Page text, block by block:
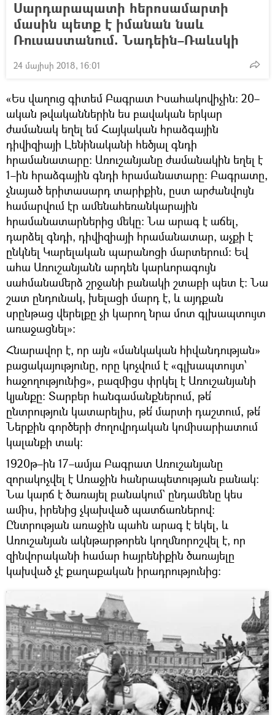
Սարդարապատի հերոսամարտի
մասին պետք է իմանան նաև
Ռուսաստանում. Նադեին–Ռաևսկի
24 մայիսի 2018, 16:01
«Ես վաղուց գիտեմ Բագրատ Իսահակովիչին։ 20–
ական թվականներին ես բավական երկար
ժամանակ եղել եմ Հայկական հրաձգային
դիվիզիայի Լենինականի հեծյալ գնդի
հրամանատարը։ Առուշանյանը ժամանակին եղել է
1–ին հրաձգային գնդի հրամանատարը։ Բագրատը,
չնայած երիտասարդ տարիքին, ըստ արժանվույն
համարվում էր ամենահեռանկարային
հրամանատարներից մեկը։ Նա արագ է աճել,
դարձել գնդի, դիվիզիայի հրամանատար, աչքի է
ընկնել Կարելական պարանոցի մարտերում։ Եվ
ահա Առուշանյանն արդեն կարևորագույն
սահմանամերձ շրջանի բանակի շտաբի պետ է։ Նա
շատ ընդունակ, խելացի մարդ է, և այդքան
սրընթաց վերելքը չի կարող նրա մոտ գլխապտույտ
առաջացնել»։
Հնարավոր է, որ այն «մանկական հիվանդության»
բացակայությունը, որը կոչվում է «գլխապտույտ՝
հաջողությունից», բազմիցս փրկել է Առուշանյանի
կյանքը։ Տարբեր հանգամանքներում, թե՛
ընտրություն կատարելիս, թե՛ մարտի դաշտում, թե՛
Ներքին գործերի ժողովրդական կոմիսարիատում
կալանքի տակ։
1920թ–ին 17–ամյա Բագրատ Առուշանյանը
զորակոչվել է Առաջին հանրապետության բանակ։
Նա կարճ է ծառայել բանակում` ընդամենը կես
ամիս, իրենից չկախված պատճառներով։
Ընտրության առաջին պահն արագ է եկել, և
Առուշանյան ակնթարթորեն կողմնորոշվել է, որ
զինվորականի համար հայրենիքին ծառայելը
կախված չէ քաղաքական իրադրությունից։